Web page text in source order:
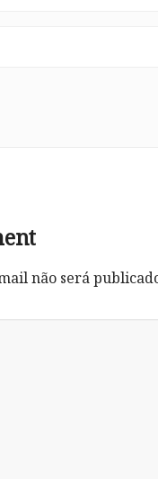
não será